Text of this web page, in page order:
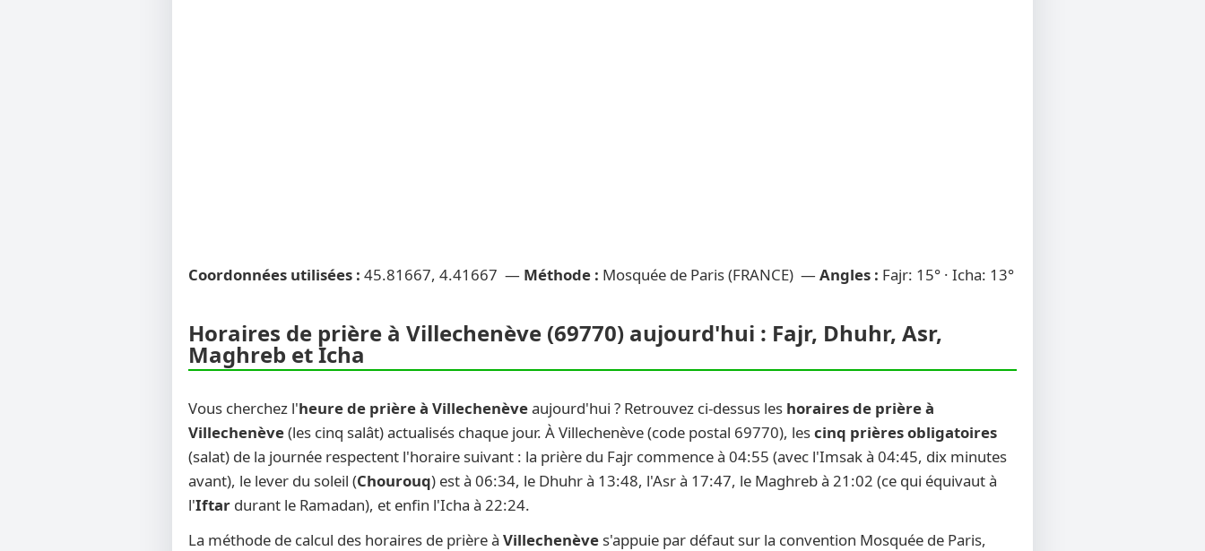
Coordonnées utilisées : 45.81667, 4.41667 — Méthode : Mosquée de Paris (FRANCE) — Angles : Fajr: 15° · Icha: 13°
Horaires de prière à Villechenève (69770) aujourd'hui : Fajr, Dhuhr, Asr,
Maghreb et Icha
Vous cherchez l'heure de prière à Villechenèveaujourd'hui ? Retrouvez ci-dessus les horaires de prière à
Villechenève(les cinq salât) actualisés chaque jour. À Villechenève (code postal 69770), lescinq prières obligatoires
(salat) de la journée respectent l'horaire suivant : la prière du Fajr commence à 04:55 (avec l'Imsak à 04:45, dix minutes
avant), le lever du soleil (Chourouq) est à 06:34, le Dhuhr à 13:48, l'Asr à 17:47, le Maghreb à 21:02 (ce qui équivaut à
l'Iftar durant le Ramadan), et enfin l'Icha à 22:24.
La méthode de calcul des horaires de prière à Villechenève s'appuie par défaut sur la convention Mosquée de Paris,